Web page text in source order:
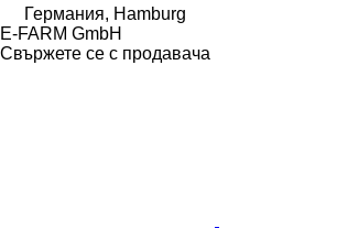
Германия, Hamburg
E-FARM GmbH
Свържете се с продавача